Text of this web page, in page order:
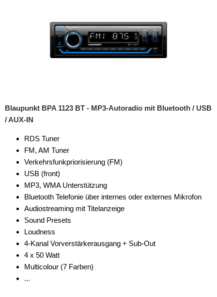
Stromversorgung
Subwoofer-Zubehör
Vorverstärkeradapter
Wechsler-Zubehör
Werkstatt
Blaupunkt BPA 1123 BT - MP3-Autoradio mit Bluetooth / USB
/ AUX-IN
RDS Tuner
FM, AM Tuner
Verkehrsfunkpriorisierung (FM)
USB (front)
MP3, WMA Unterstützung
Bluetooth Telefonie über internes oder externes Mikrofon
Audiostreaming mit Titelanzeige
Sound Presets
Loudness
4-Kanal Vorverstärkerausgang + Sub-Out
4 x 50 Watt
Multicolour (7 Farben)
...